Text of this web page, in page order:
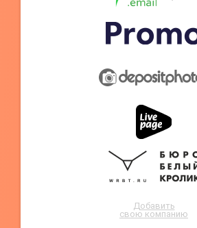
Добавить
свою компанию